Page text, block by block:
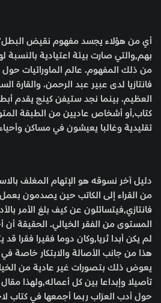
أي من هؤلاء يجسد مفهوم نقيض
بهم,والتي صارت بيئة اعتيادية
من ذلك المفهوم. عالم الماورائيات
فانتازيا لدى عبير عبد الرحمن. والقارة
العظيم. بينما نجد ستيفن كينج يقدم
كتاب,أو أشخاص عاديين من الطبقة
تقليدية وغالبا يعيشون في مساكن
دليل آخر نسوقه هو الإتهام المغلف
من القراء إلى الكاتب حين يصدمون
فانتازي,فيتسائلون عن كيف بلغ الأمر
المستوى من الفقر الخيالي. الحقيقة أن
لم يكن أبدا ثريا,وكان دوما فقيرا فقرا
هذا من جانب الأصالة والابتكار خاصة في
يعوض ذلك بتصورات غير عادية من
تأصيلا وإبداعا بين كل أعماله,ولهذا
حول أدب العرّاب ربما أجمعها في كتاب